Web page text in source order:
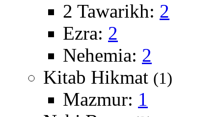
2 Tawarikh: 2
Ezra: 2
Nehemia: 2
Kitab Hikmat (1)
Mazmur: 1